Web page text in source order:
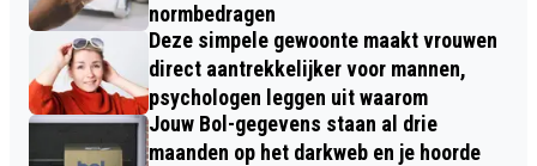
normbedragen
Deze simpele gewoonte maakt vrouwen
direct aantrekkelijker voor mannen,
psychologen leggen uit waarom
Jouw Bol-gegevens staan al drie
maanden op het darkweb en je hoorde